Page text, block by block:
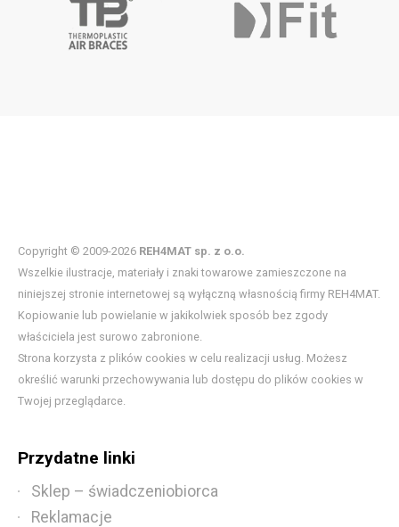
Copyright © 2009-2026 REH4MAT sp. z o.o.
Wszelkie ilustracje, materiały i znaki towarowe zamieszczone na
niniejszej stronie internetowej są wyłączną własnością firmy REH4MAT.
Kopiowanie lub powielanie w jakikolwiek sposób bez zgody
właściciela jest surowo zabronione.
Strona korzysta z plików cookies w celu realizacji usług. Możesz
określić warunki przechowywania lub dostępu do plików cookies w
Twojej przeglądarce.
Przydatne linki
Sklep – świadczeniobiorca
Reklamacje